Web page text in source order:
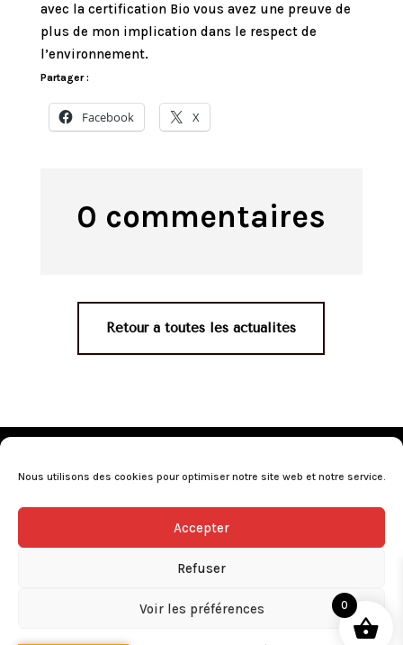
Nous utilisons des cookies pour optimiser notre site web et notre service.
Accepter
Refuser
Voir les préférences
avec la certification Bio vous avez une preuve de
plus de mon implication dans le respect de
l’environnement.
Partager :
Facebook X
0 commentaires
Retour à toutes les actualités
Conditions générales de vente•Nos revendeurs•
L’abus d’alcool est dangereux pour la santé, consommez avec
0